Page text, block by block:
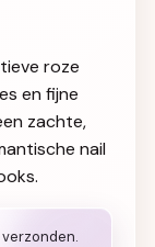
roze
en fijne
zachte,
nail